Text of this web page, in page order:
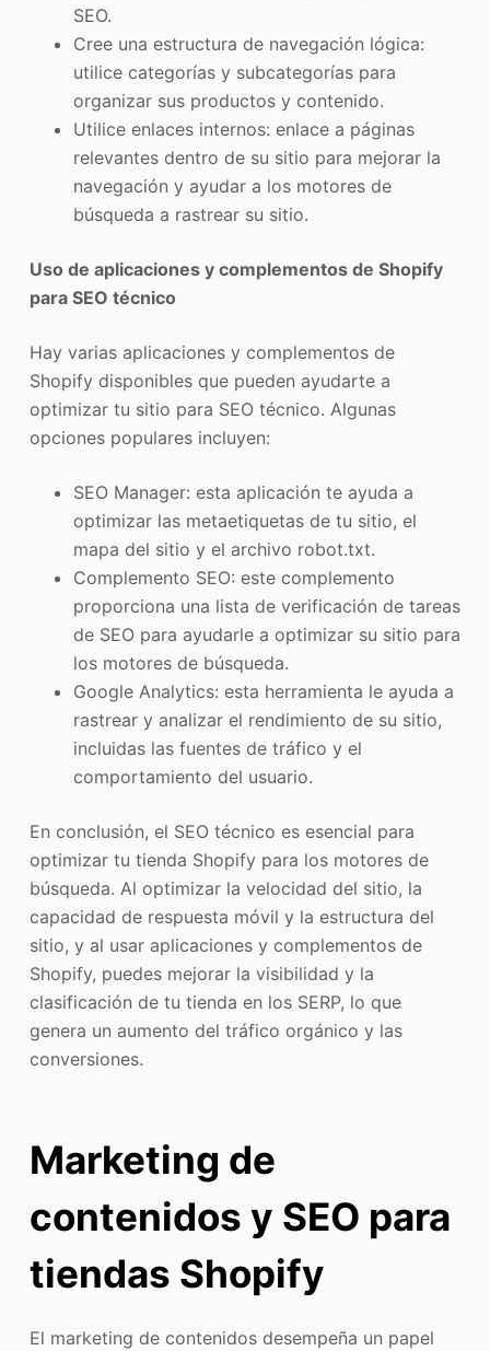
SEO.
Cree una estructura de navegación lógica:
utilice categorías y subcategorías para
organizar sus productos y contenido.
Utilice enlaces internos: enlace a páginas
relevantes dentro de su sitio para mejorar la
navegación y ayudar a los motores de
búsqueda a rastrear su sitio.
Uso de aplicaciones y complementos de Shopify
para SEO técnico
Hay varias aplicaciones y complementos de
Shopify disponibles que pueden ayudarte a
optimizar tu sitio para SEO técnico. Algunas
opciones populares incluyen:
SEO Manager: esta aplicación te ayuda a
optimizar las metaetiquetas de tu sitio, el
mapa del sitio y el archivo robot.txt.
Complemento SEO: este complemento
proporciona una lista de verificación de tareas
de SEO para ayudarle a optimizar su sitio para
los motores de búsqueda.
Google Analytics: esta herramienta le ayuda a
rastrear y analizar el rendimiento de su sitio,
incluidas las fuentes de tráfico y el
comportamiento del usuario.
En conclusión, el SEO técnico es esencial para
optimizar tu tienda Shopify para los motores de
búsqueda. Al optimizar la velocidad del sitio, la
capacidad de respuesta móvil y la estructura del
sitio, y al usar aplicaciones y complementos de
Shopify, puedes mejorar la visibilidad y la
clasificación de tu tienda en los SERP, lo que
genera un aumento del tráfico orgánico y las
conversiones.
Marketing de
contenidos y SEO para
tiendas Shopify
El marketing de contenidos desempeña un papel